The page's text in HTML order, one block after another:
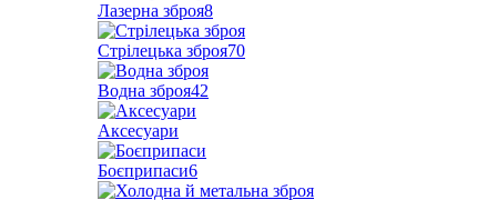
Лазерна зброя8
Стрілецька зброя70
Водна зброя42
Аксесуари
Боєприпаси6